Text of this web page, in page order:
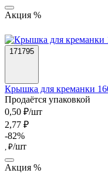
Акция %
171795
Крышка для креманки
Продаётся упаковкой
0,50 ₽/шт
2,77 ₽
-82%
, ₽/шт
Акция %